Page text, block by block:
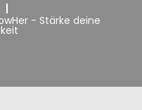
- Stärke deine